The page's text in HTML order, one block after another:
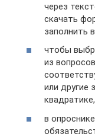
через
скачать
заполнить
чтобы
из
или другие
в